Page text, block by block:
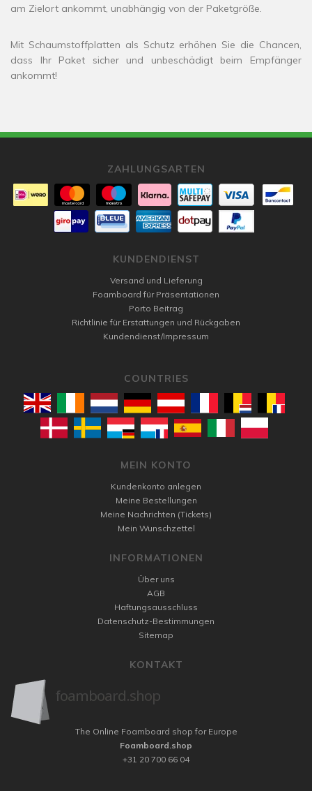
am Zielort ankommt, unabhängig von der Paketgröße.
Mit Schaumstoffplatten als Schutz erhöhen Sie die Chancen,
dass Ihr Paket sicher und unbeschädigt beim Empfänger
ankommt!
ZAHLUNGSARTEN
KUNDENDIENST
Versand und Lieferung
Foamboard für Präsentationen
Porto Beitrag
Richtlinie für Erstattungen und Rückgaben
Kundendienst/Impressum
COUNTRIES
MEIN KONTO
Kundenkonto anlegen
Meine Bestellungen
Meine Nachrichten (Tickets)
Mein Wunschzettel
INFORMATIONEN
Über uns
AGB
Haftungsausschluss
Datenschutz-Bestimmungen
Sitemap
KONTAKT
The Online Foamboard shop for Europe
Foamboard.shop
+31 20 700 66 04